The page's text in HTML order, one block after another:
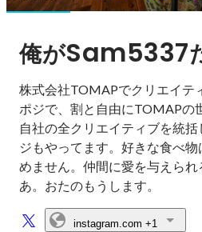
俺がSam5337
株式会社TOMAPでクリエイテ
ポジで、割と自由にTOMAPの
自社の全クリエイティブを統
ジもやってます。好きな食べ
めません。仲間に愛を与えら
あ。おたのもうします。
instagram.com +1